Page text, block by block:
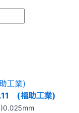
(福助工業)